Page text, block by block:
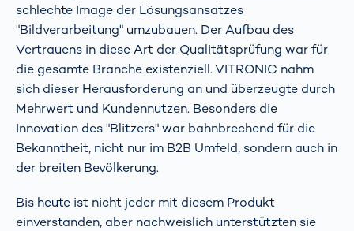
schlechte Image der Lösungsansatzes
"Bildverarbeitung" umzubauen. Der Aufbau des
Vertrauens in diese Art der Qualitätsprüfung war für
die gesamte Branche existenziell. VITRONIC nahm
sich dieser Herausforderung an und überzeugte durch
Mehrwert und Kundennutzen. Besonders die
Innovation des "Blitzers" war bahnbrechend für die
Bekanntheit, nicht nur im B2B Umfeld, sondern auch in
der breiten Bevölkerung.
Bis heute ist nicht jeder mit diesem Produkt
einverstanden, aber nachweislich unterstützten sie